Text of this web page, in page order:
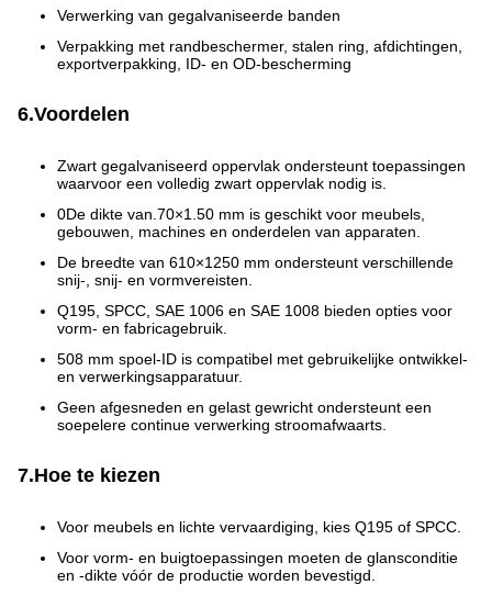
Verwerking van gegalvaniseerde banden
Verpakking met randbeschermer, stalen ring, afdichtingen,
exportverpakking, ID- en OD-bescherming
6.Voordelen
Zwart gegalvaniseerd oppervlak ondersteunt toepassingen
waarvoor een volledig zwart oppervlak nodig is.
0De dikte van.70×1.50 mm is geschikt voor meubels,
gebouwen, machines en onderdelen van apparaten.
De breedte van 610×1250 mm ondersteunt verschillende
snij-, snij- en vormvereisten.
Q195, SPCC, SAE 1006 en SAE 1008 bieden opties voor
vorm- en fabricagebruik.
508 mm spoel-ID is compatibel met gebruikelijke ontwikkel-
en verwerkingsapparatuur.
Geen afgesneden en gelast gewricht ondersteunt een
soepelere continue verwerking stroomafwaarts.
7.Hoe te kiezen
Voor meubels en lichte vervaardiging, kies Q195 of SPCC.
Voor vorm- en buigtoepassingen moeten de glansconditie
en -dikte vóór de productie worden bevestigd.